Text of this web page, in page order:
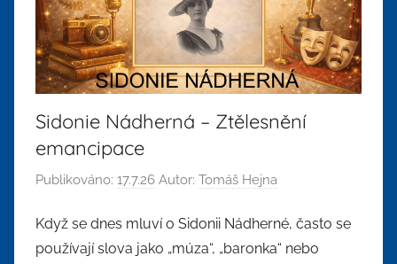
Sidonie Nádherná – Ztělesnění
emancipace
Publikováno: 17.7.26 Autor: Tomáš Hejna
Když se dnes mluví o Sidonii Nádherné, často se
používají slova jako „múza“, „baronka“ nebo